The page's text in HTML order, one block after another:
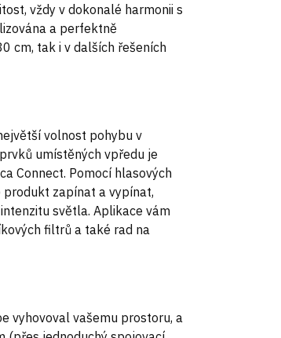
vždy v dokonalé harmonii s
a perfektně
cm, tak i v dalších řešeních
volnost pohybu v
umístěných vpředu je
Connect. Pomocí hlasových
zapínat a vypínat,
světla. Aplikace vám
filtrů a také rad na
vyhovoval vašemu prostoru, a